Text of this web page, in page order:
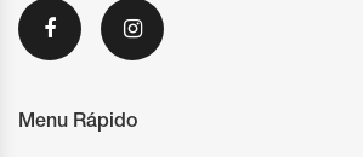
Menu Rápido